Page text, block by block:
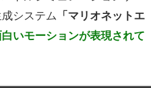
システム 「マリオネットエ
いモーションが表現されて